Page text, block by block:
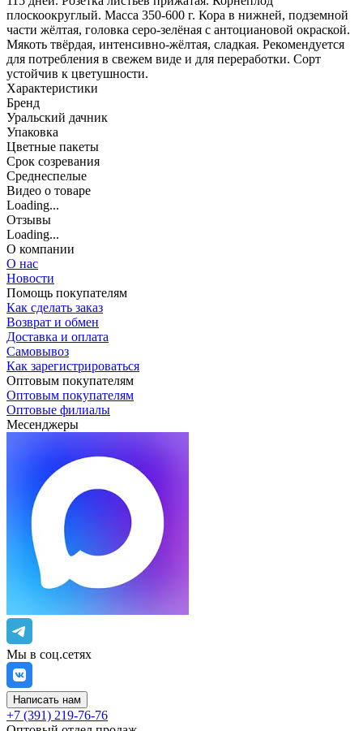
плоскоокруглый. Масса 350-600 г. Кора в нижней, подземной
части жёлтая, головка серо-зелёная с антоциановой окраской.
Мякоть твёрдая, интенсивно-жёлтая, сладкая. Рекомендуется
для потребления в свежем виде и для переработки. Сорт
устойчив к цветушности.
Характеристики
Бренд
Уральский дачник
Упаковка
Цветные пакеты
Срок созревания
Среднеспелые
Видео о товаре
Loading...
Отзывы
Loading...
О компании
О нас
Новости
Помощь покупателям
Как сделать заказ
Возврат и обмен
Доставка и оплата
Самовывоз
Как зарегистрироваться
Оптовым покупателям
Оптовым покупателям
Оптовые филиалы
Месенджеры
Мы в соц.сетях
Написать нам
+7 (391) 219-76-76